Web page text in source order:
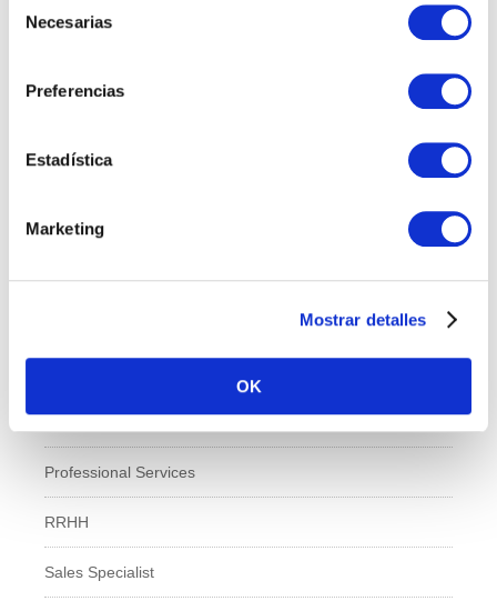
Necesarias
Preferencias
Estadística
Marketing
Mostrar detalles
OK
Calidad
Compras
Professional Services
RRHH
Sales Specialist